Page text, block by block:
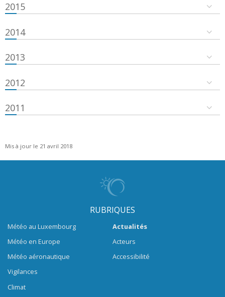
2015
2014
2013
2012
2011
Mis à jour le 21 avril 2018
RUBRIQUES
Météo au Luxembourg
Météo en Europe
Météo aéronautique
Vigilances
Climat
Actualités
Acteurs
Accessibilité